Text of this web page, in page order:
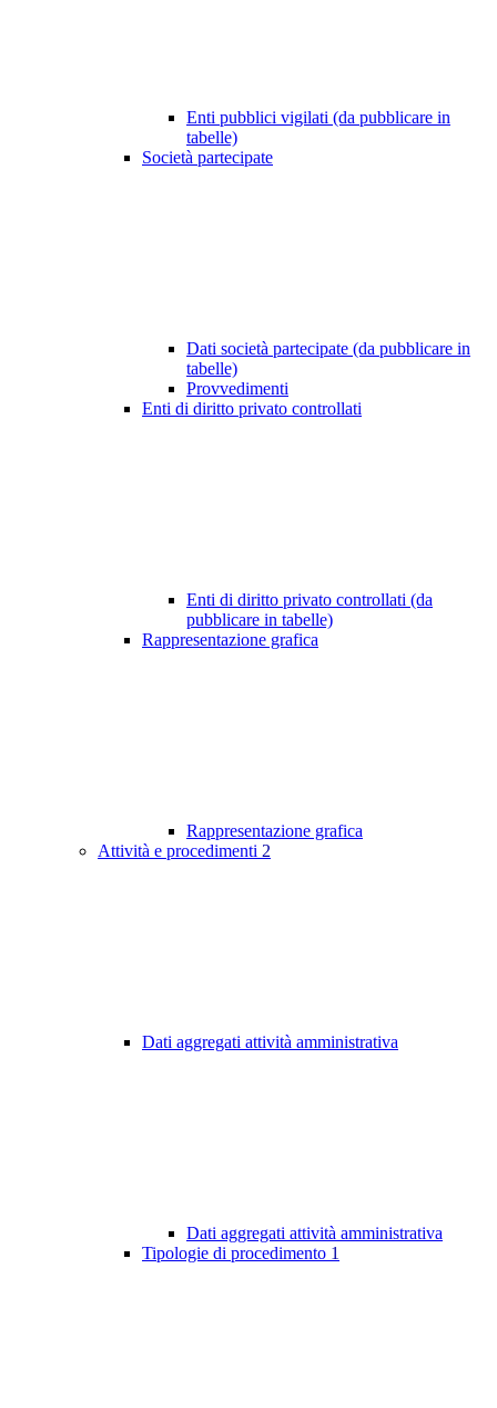
Enti pubblici vigilati (da pubblicare in
tabelle)
Società partecipate
Dati società partecipate (da pubblicare in
tabelle)
Provvedimenti
Enti di diritto privato controllati
Enti di diritto privato controllati (da
pubblicare in tabelle)
Rappresentazione grafica
Rappresentazione grafica
Attività e procedimenti 2
Dati aggregati attività amministrativa
Dati aggregati attività amministrativa
Tipologie di procedimento 1